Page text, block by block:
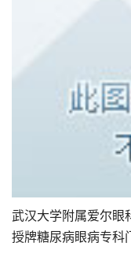
武汉大学附属爱尔眼
授牌糖尿病眼病专科